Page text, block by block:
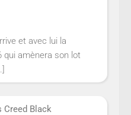
et avec lui la
qui amènera son lot
Creed Black